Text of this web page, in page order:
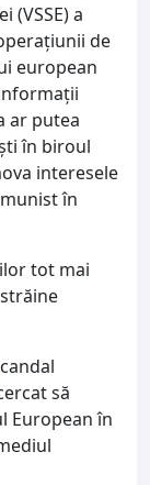
(VSSE) a
de
european
ar putea
în biroul
interesele
în
tot mai
să
European în